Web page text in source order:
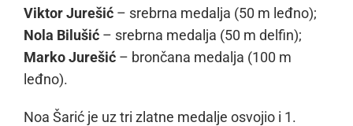
Viktor Jurešić – srebrna medalja (50 m leđno);
Nola Bilušić – srebrna medalja (50 m delfin);
Marko Jurešić – brončana medalja (100 m
leđno).
Noa Šarić je uz tri zlatne medalje osvojio i 1.